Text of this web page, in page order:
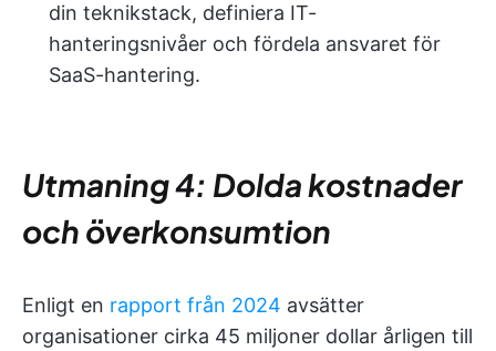
din teknikstack, definiera IT-
hanteringsnivåer och fördela ansvaret för
SaaS-hantering.
Utmaning 4: Dolda kostnader
och överkonsumtion
Enligt en rapport från 2024 avsätter
organisationer cirka 45 miljoner dollar årligen till